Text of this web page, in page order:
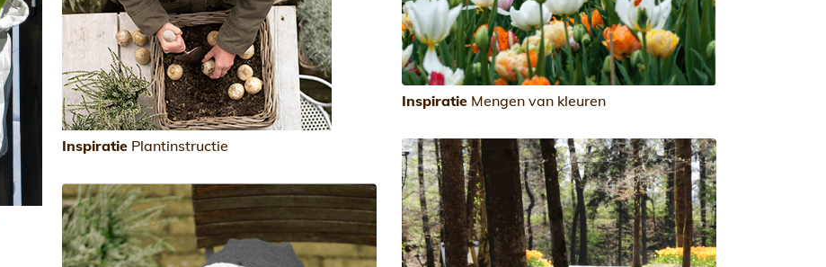
InspiratieMengen van kleuren
Inspiratie Plantinstructie